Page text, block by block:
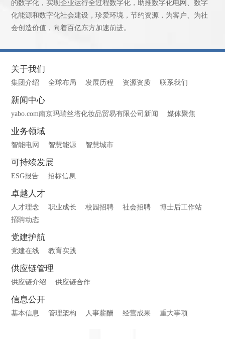
的数字化，实现企业运行全过程数字化，助推数字化电网、数字
化能源和数字化社会建设，珍爱环境，节约资源，为客户、为社
会创造价值，向着百亿东方加速前进。
关于我们
集团介绍 全球布局 发展历程 资源资质 联系我们
新闻中心
yabo.com南京玛瑞丝塔化妆品贸易有限公司新闻 媒体聚焦
业务领域
智能电网 智慧能源 智慧城市
可持续发展
ESG报告 招标信息
卓越人才
人才理念 职业成长 校园招聘 社会招聘
博士后工作站
招聘动态
党建护航
党建在线 教育实践
供应链管理
供应链介绍 供应链合作
信息公开
基本信息 管理架构 人事薪酬 经营成果 重大事项